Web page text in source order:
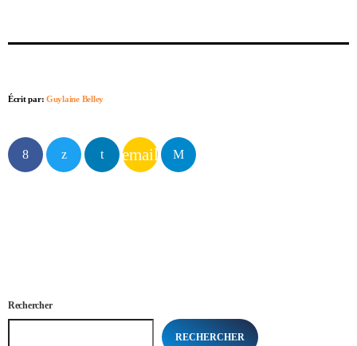
Écrit par:Guylaine Belley
email
Rechercher
RECHERCHER